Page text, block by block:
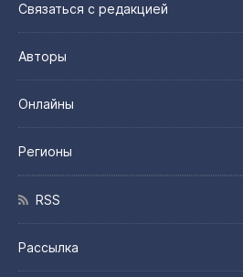
Связаться с редакцией
Авторы
Онлайны
Регионы
RSS
Рассылка